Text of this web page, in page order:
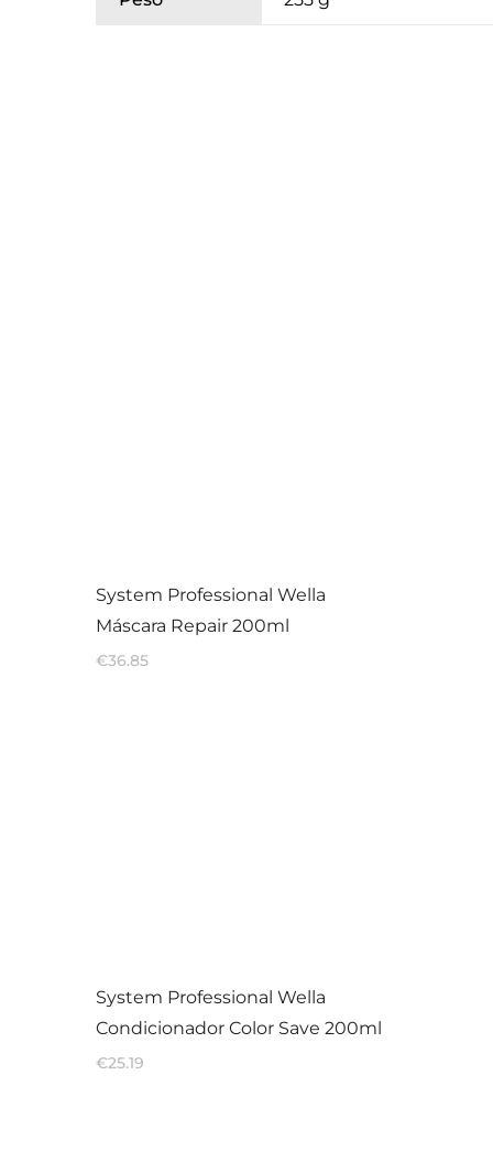
System Professional Wella
Máscara Repair 200ml
€36.85
System Professional Wella
Condicionador Color Save 200ml
€25.19